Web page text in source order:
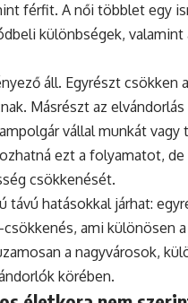
férfit. A női többlet egy
különbségek,
áll. Egyrészt csökken
Másrészt az
vállal munkát
ezt a folyamatot,
csökkenését.
távú hatásokkal járhat:
ami különösen
a nagyvárosok,
körében.